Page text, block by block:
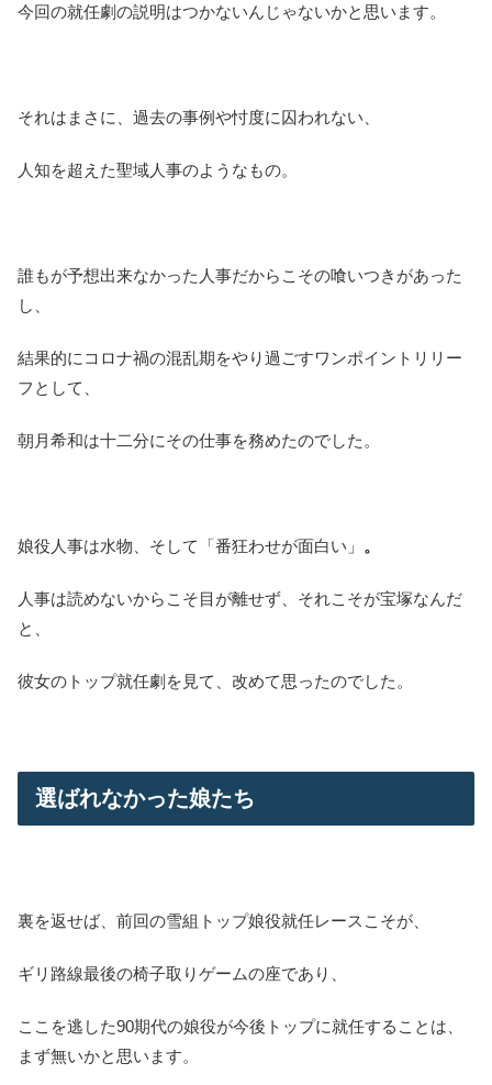
今回の就任劇の説明はつかないんじゃないかと思います。
それはまさに、過去の事例や忖度に囚われない、
人知を超えた聖域人事のようなもの。
誰もが予想出来なかった人事だからこその喰いつきがあった
し、
結果的にコロナ禍の混乱期をやり過ごすワンポイントリリー
フとして、
朝月希和は十二分にその仕事を務めたのでした。
娘役人事は水物、そして「番狂わせが面白い」 。
人事は読めないからこそ目が離せず、それこそが宝塚なんだ
と、
彼女のトップ就任劇を見て、改めて思ったのでした。
選ばれなかった娘たち
裏を返せば、前回の雪組トップ娘役就任レースこそが、
ギリ路線最後の椅子取りゲームの座であり、
ここを逃した90期代の娘役が今後トップに就任することは、
まず無いかと思います。